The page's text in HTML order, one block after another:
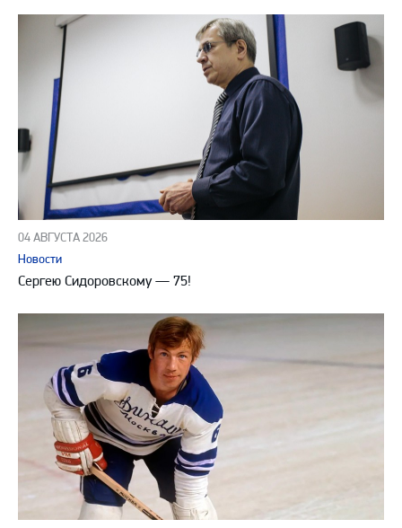
04 АВГУСТА 2026
Новости
Сергею Сидоровскому — 75!